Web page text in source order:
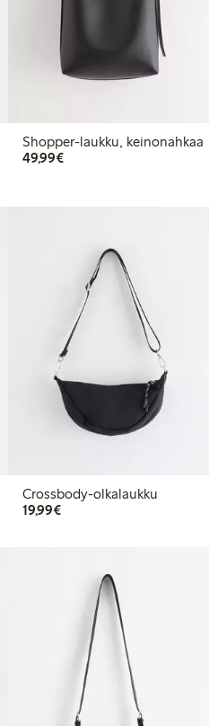
Shopper-laukku, keinonahkaa
49,99€49,99 €
Crossbody-olkalaukku
19,99€19,99 €